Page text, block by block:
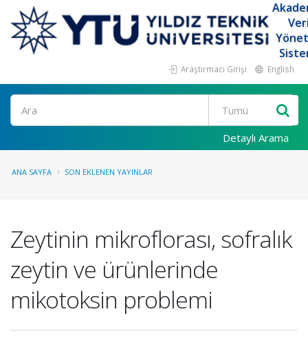
Araştırmacı Girişi English
Ara
Detaylı Arama
ANA SAYFA SON EKLENEN YAYINLAR
Zeytinin mikroflorası, sofralık
zeytin ve ürünlerinde
mikotoksin problemi